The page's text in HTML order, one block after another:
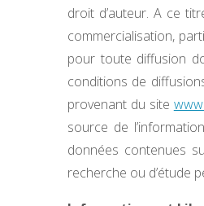
droit d’auteur. A ce
commercialisation,
pour toute diffusion
conditions de
provenant du site
source de
données contenues
recherche ou d’étude